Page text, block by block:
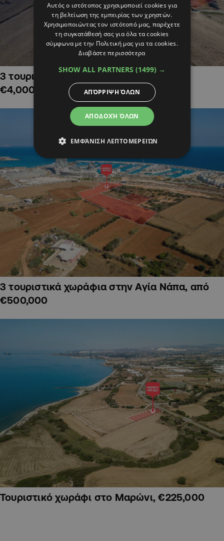
3 τουριστικά χωράφια στην Αλαμινό,
€4,000,000
3 τουριστικά χωράφια στην Αγία Νάπα, από
€500,000
Τουριστικό χωράφι στο Μαρώνι, €225,000
Αυτός ο ιστότοπος χρησιμοποιεί cookies για
τη βελτίωση της εμπειρίας των χρηστών.
Χρησιμοποιώντας τον ιστότοπό μας, παρέχετε
τη συγκατάθεσή σας για όλα τα cookies
σύμφωνα με την Πολιτική μας για τα cookies.
Διαβάστε περισσότερα
SHOW ALL PARTNERS (1499) →
ΑΠΟΔΟΧΉ ΌΛΩΝ
ΑΠΌΡΡΙΨΗ ΌΛΩΝ
ΕΜΦΆΝΙΣΗ ΛΕΠΤΟΜΕΡΕΙΏΝ